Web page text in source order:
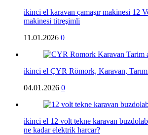
ikinci el karavan çamaşır makinesi 12
makinesi titreşimli
11.01.2026 0
ikinci el ÇYR Römork, Karavan,
04.01.2026 0
ikinci el 12 volt tekne karavan
ne kadar elektrik harcar?